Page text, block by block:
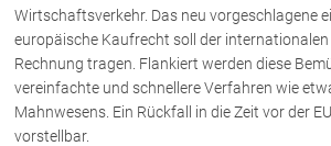
Über uns
Kanzleiteam
Netzwerk
Wirtschaftsverkehr. Das neu vorgeschlagene
europäische Kaufrecht soll der
Rechnung tragen. Flankiert werden diese
vereinfachte und schnellere Verfahren wie
Mahnwesens. Ein Rückfall in die Zeit vor der
vorstellbar.